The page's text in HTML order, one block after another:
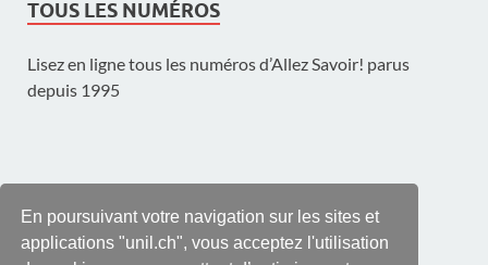
En poursuivant votre navigation sur les sites et
applications "unil.ch", vous acceptez l'utilisation
TOUS LES NUMÉROS
Lisez en ligne tous les numéros d’Allez Savoir! parus
depuis 1995